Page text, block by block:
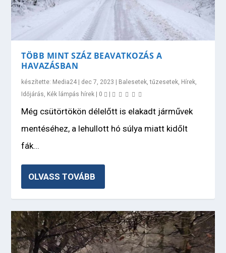
TÖBB MINT SZÁZ BEAVATKOZÁS A
HAVAZÁSBAN
készítette: Media24 | dec 7, 2023 | Balesetek, tűzesetek Hírek
Időjárás Kék lámpás hírek | 0 |
Még csütörtökön délelőtt is elakadt járművek
mentéséhez, a lehullott hó súlya miatt kidőlt
fák...
OLVASS TOVÁBB